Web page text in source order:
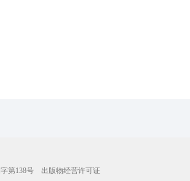
第138号 出版物经营许可证